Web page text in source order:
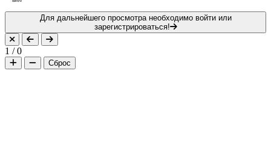
Для дальнейшего просмотра необходимо войти или
зарегистрироваться!
1 /0
Сброс